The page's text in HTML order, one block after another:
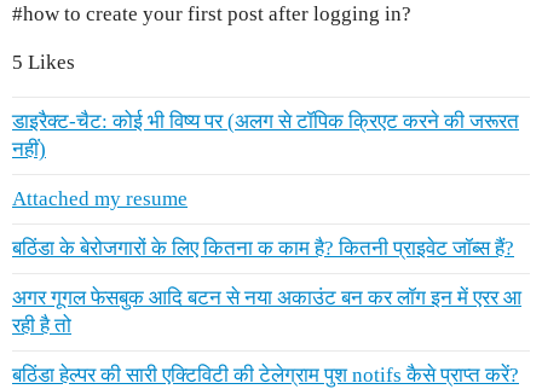
#how to create your first post after logging in?
5 Likes
डाइरैक्ट-चैट: कोई भी विष्य पर (अलग से टॉपिक क्रिएट करने की जरूरत
नहीं)
Attached my resume
बठिंडा के बेरोजगारों के लिए कितना क काम है? कितनी प्राइवेट जॉब्स हैं?
अगर गूगल फेसबुक आदि बटन से नया अकाउंट बन कर लॉग इन में एरर आ
रही है तो
बठिंडा हेल्पर की सारी एक्टिविटी की टेलेग्राम पुश notifs कैसे प्राप्त करें?